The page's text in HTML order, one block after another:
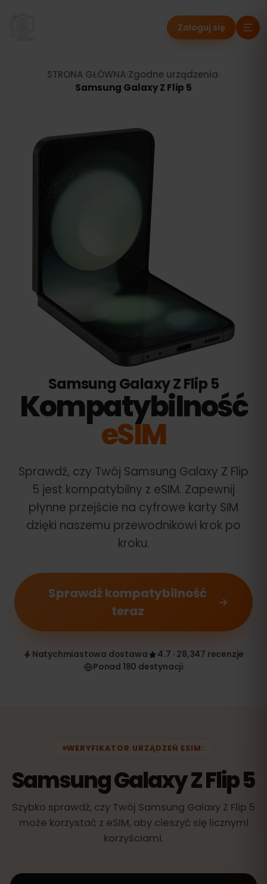
Zaloguj się
STRONA GŁÓWNA› Zgodne urządzenia
Samsung Galaxy Z Flip 5
Samsung Galaxy Z Flip 5
Kompatybilność
eSIM
Sprawdź, czy Twój Samsung Galaxy Z Flip
5 jest kompatybilny z eSIM. Zapewnij
płynne przejście na cyfrowe karty SIM
dzięki naszemu przewodnikowi krok po
kroku.
Sprawdź kompatybilność
teraz
Natychmiastowa dostawa
4.7 · 28,347 recenzje
Ponad 180 destynacji
WERYFIKATOR URZĄDZEŃ ESIM:
Samsung Galaxy Z Flip 5
Szybko sprawdź, czy Twój Samsung Galaxy Z Flip 5
może korzystać z eSIM, aby cieszyć się licznymi
korzyściami.